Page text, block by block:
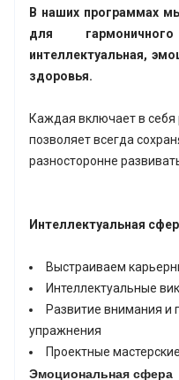
В наших программах
для
интеллектуальная,
здоровья.
Каждая включает в себя
позволяет всегда
разносторонне
Интеллектуальная
Выстраиваем
Интеллектуальные
Развитие внимания и
упражнения
Проектные мастерские
Эмоциональная сфера